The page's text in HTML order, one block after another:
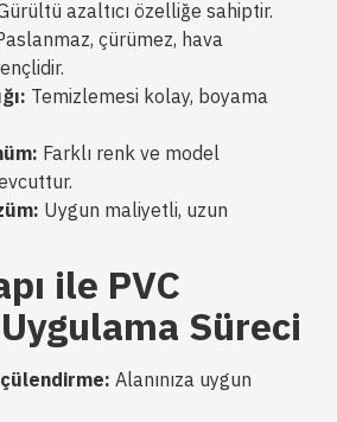
azaltıcı özelliğe sahiptir.
çürümez, hava
Temizlemesi kolay, boyama
Farklı renk ve model
Uygun maliyetli, uzun
ile PVC
Süreci
Alanınıza uygun